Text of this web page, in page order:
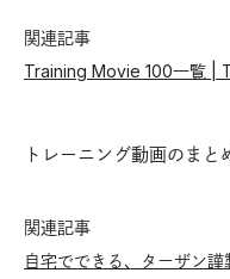
関連記事
Training Movie 100一覧 |
トレーニング動画のまと
関連記事
自宅でできる、ターザン